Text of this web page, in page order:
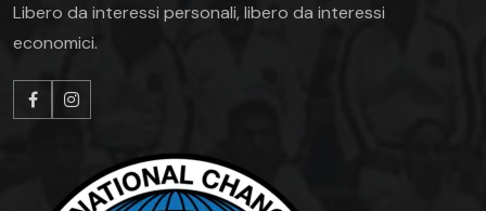
Libero da interessi personali, libero da interessi
economici.